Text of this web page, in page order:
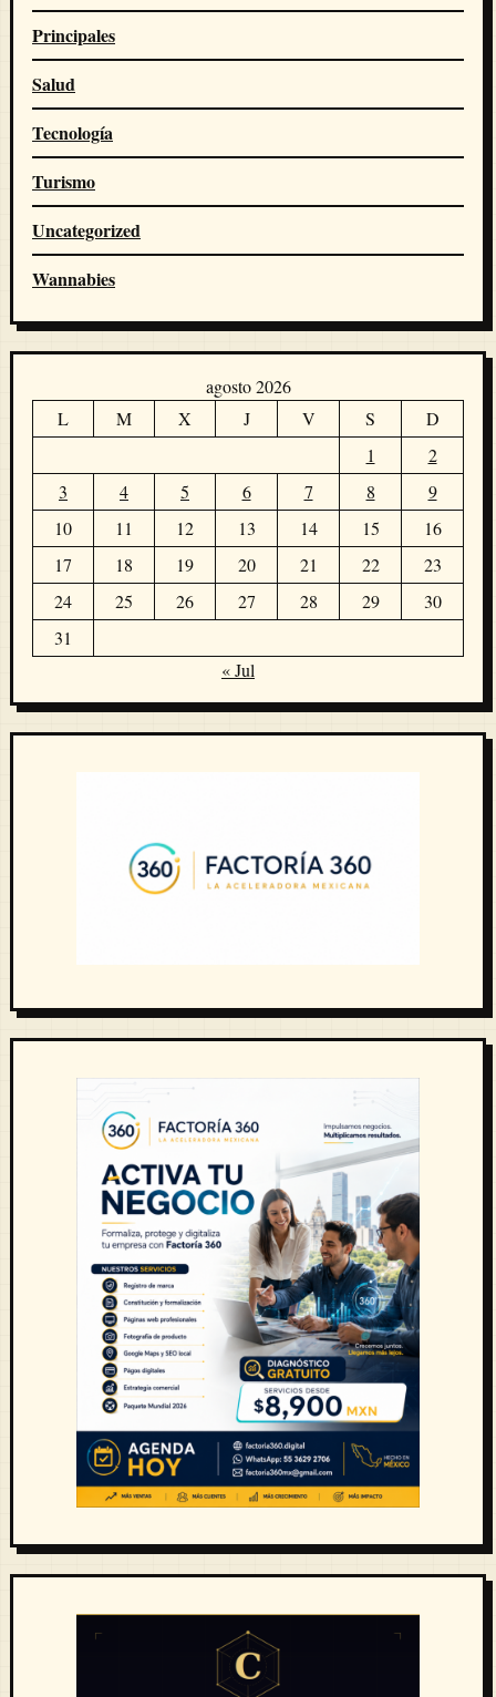
Principales
Salud
Tecnología
Turismo
Uncategorized
Wannabies
agosto 2026
L
M X J V S
D
1
2
3
4 5 6 7 8
9
10
11 12 13 14 15
16
17
18 19 20 21 22
23
24
25 26 27 28 29
30
31
« Jul